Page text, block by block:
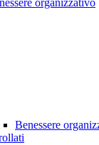
organizzativo
Benessere